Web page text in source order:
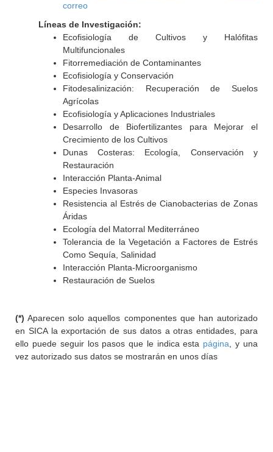
correo
Líneas de Investigación:
Ecofisiología de Cultivos y Halófitas
Multifuncionales
Fitorremediación de Contaminantes
Ecofisiología y Conservación
Fitodesalinización: Recuperación de Suelos
Agrícolas
Ecofisiología y Aplicaciones Industriales
Desarrollo de Biofertilizantes para Mejorar el
Crecimiento de los Cultivos
Dunas Costeras: Ecología, Conservación y
Restauración
Interacción Planta-Animal
Especies Invasoras
Resistencia al Estrés de Cianobacterias de Zonas
Áridas
Ecología del Matorral Mediterráneo
Tolerancia de la Vegetación a Factores de Estrés
Como Sequía, Salinidad
Interacción Planta-Microorganismo
Restauración de Suelos
(*) Aparecen solo aquellos componentes que han autorizado
en SICA la exportación de sus datos a otras entidades, para
ello puede seguir los pasos que le indica esta página , y una
vez autorizado sus datos se mostrarán en unos días